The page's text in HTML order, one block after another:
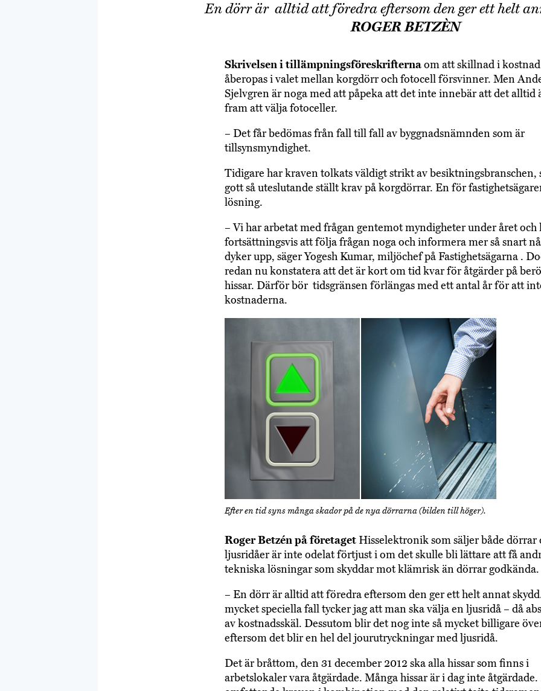
En dörr är alltid att föredra eftersom den ger ett helt
ROGER BETZÈN
Skrivelsen i tillämpningsföreskrifternaom att skillnad i
åberopas i valet mellan korgdörr och fotocell försvinner. Men
Sjelvgren är noga med att påpeka att det inte innebär att det alltid
fram att välja fotoceller.
– Det får bedömas från fall till fall av byggnadsnämnden som är
tillsynsmyndighet.
Tidigare har kraven tolkats väldigt strikt av besiktningsbranschen,
gott så ute­slutande ställt krav på korgdörrar. En för
lösning.
– Vi har arbetat med frågan gentemot myndigheter under året
fortsättningsvis att följa frågan noga och informera mer så snart
dyker upp, säger Yogesh Kumar, miljöchef på Fastighetsägarna .
redan nu konstatera att det är kort om tid kvar för åtgärder på
hissar. Därför bör tidsgränsen förlängas med ett antal år för att
kostnaderna.
Efter en tid syns många skador på de nya dörrarna (bilden till höger).
Roger Betzén på företaget Hisselektronik som säljer både dörrar
ljusridåer är inte odelat förtjust i om det skulle bli lättare att få
tekniska lösningar som skyddar mot klämrisk än dörrar godkända.
– En dörr är alltid att föredra eftersom den ger ett helt annat
mycket speciella fall tycker jag att man ska välja en ljusridå – då
av kostnadsskäl. Dessutom blir det nog inte så mycket billigare
eftersom det blir en hel del jour­utryckningar med ljusridå.
Det är bråttom, den 31 december 2012 ska alla hissar som finns i
arbetslokaler vara åtgärdade. Många hissar är i dag inte åtgärdade.